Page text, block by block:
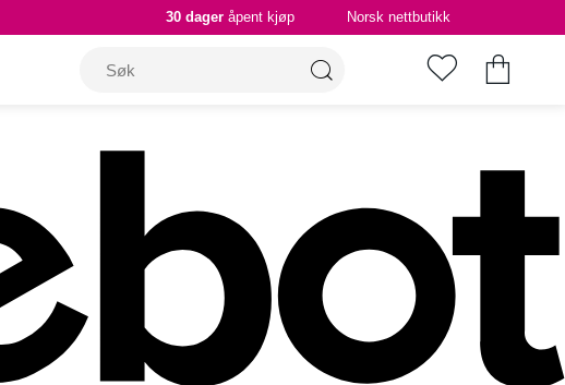
30 dager åpent kjøp Norsk nettbutikk